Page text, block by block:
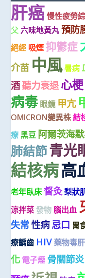
肝癌 慢性疲勞
父 六味地黃丸 預防
絕經 吸煙 抑鬱症
介苗 中風暑病
酒聽力衰退心梗
病毒 眼鏡 甲亢
OMICRON變異株結
療 黑豆 阿爾茨海
肺結節青光
結核病高
老年臥床 督灸梨狀
涼拌菜 發物 腦出血
失常性病忌口 胃
療齲齒 HIV 藥物毒肝
化 電子煙 骨關節炎